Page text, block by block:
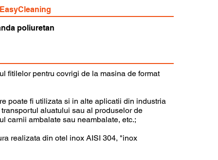
poliuretan
fitilelor pentru covrigi de la masina de format
poate fi utilizata si in alte aplicatii din industria
aluatului sau al produselor de
carnii ambalate sau neambalate, etc.;
realizata din otel inox AISI 304, "inox